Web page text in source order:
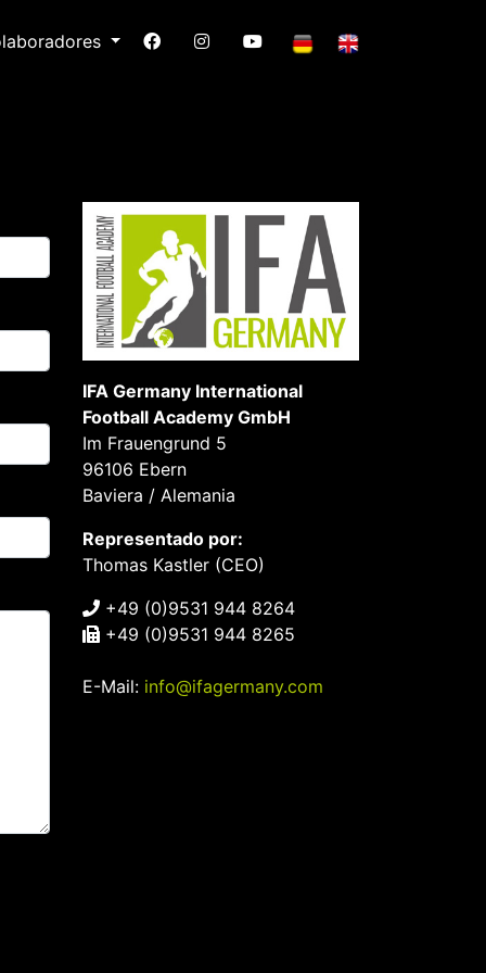
IFA Germany International
Football Academy GmbH
Im Frauengrund 5
96106 Ebern
Baviera / Alemania
Representado por:
Thomas Kastler (CEO)
+49 (0)9531 944 8264
+49 (0)9531 944 8265
E-Mail: info@ifagermany.com